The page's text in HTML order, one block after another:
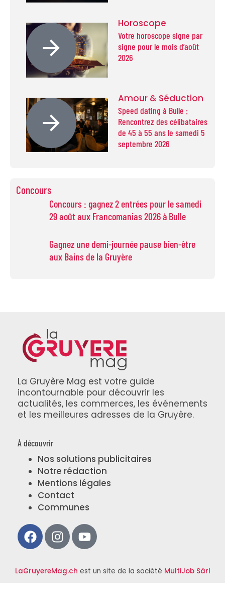
Horoscope
Votre horoscope signe par
signe pour le mois d’août
2026
Amour & Séduction
Speed dating à Bulle :
Rencontrez des célibataires
de 45 à 55 ans le samedi 5
septembre 2026
Concours
Concours : gagnez 2 entrées pour le samedi
29 août aux Francomanias 2026 à Bulle
Gagnez une demi-journée pause bien-être
aux Bains de la Gruyère
La Gruyère Mag est votre guide
incontournable pour découvrir les
actualités, les commerces, les événements
et les meilleures adresses de la Gruyère.
À découvrir
Nos solutions publicitaires
Notre rédaction
Mentions légales
Contact
Communes
LaGruyereMag.ch est un site de la société MultiJob Sàrl